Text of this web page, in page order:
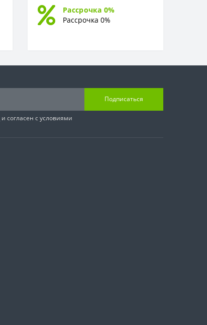
Рассрочка 0%
Рассрочка 0%
Подписаться
и согласен с условиями